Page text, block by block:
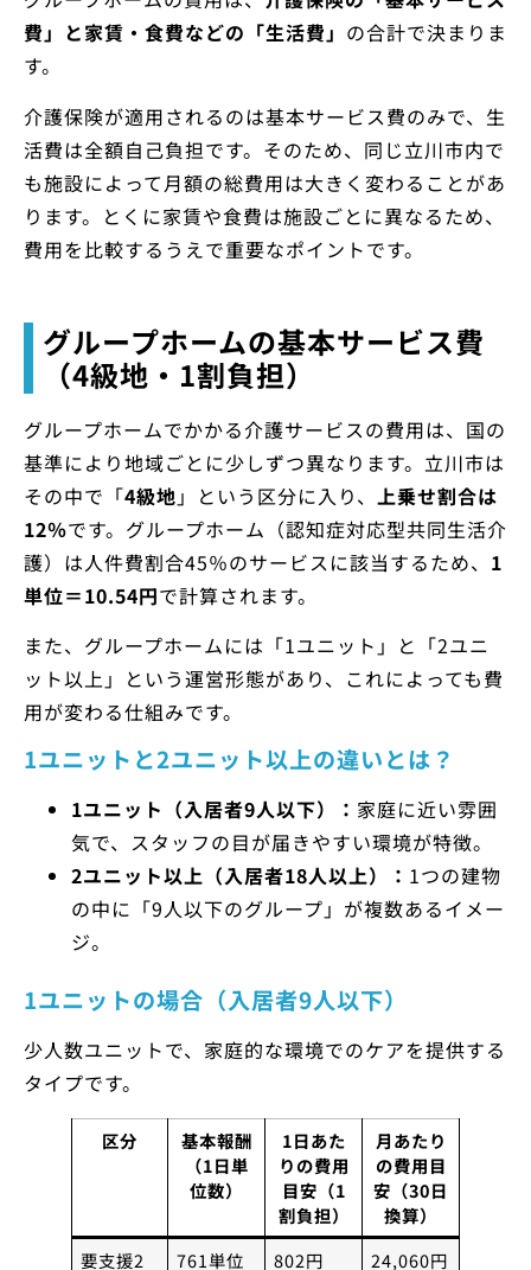
費」と家賃・食費などの「生活費」 の合計で決まりま
す。
介護保険が適用されるのは基本サービス費のみで、生
活費は全額自己負担です。そのため、同じ立川市内で
も施設によって月額の総費用は大きく変わることがあ
ります。とくに家賃や食費は施設ごとに異なるため、
費用を比較するうえで重要なポイントです。
グループホームの基本サービス費
（4級地・1割負担）
グループホームでかかる介護サービスの費用は、国の
基準により地域ごとに少しずつ異なります。立川市は
その中で「4級地 」という区分に入り、 上乗せ割合は
12％です。グループホーム（認知症対応型共同生活介
護）は人件費割合45％のサービスに該当するため、 1
単位＝10.54円で計算されます。
また、グループホームには「1ユニット」と「2ユニ
ット以上」という運営形態があり、これによっても費
用が変わる仕組みです。
1ユニットと2ユニット以上の違いとは？
1ユニット（入居者9人以下）： 家庭に近い雰囲
気で、スタッフの目が届きやすい環境が特徴。
2ユニット以上（入居者18人以上）： 1つの建物
の中に「9人以下のグループ」が複数あるイメー
ジ。
1ユニットの場合（入居者9人以下）
少人数ユニットで、家庭的な環境でのケアを提供する
タイプです。
区分
基本報酬
（1日単
位数）
1日あた
りの費用
目安（1
割負担）
月あたり
の費用目
安（30日
換算）
要支援2
761単位 802円
24,060円